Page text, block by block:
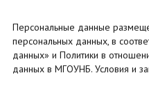
Персональные данные
персональных данных, в
данных» и Политики в
данных в МГОУНБ. Условия и